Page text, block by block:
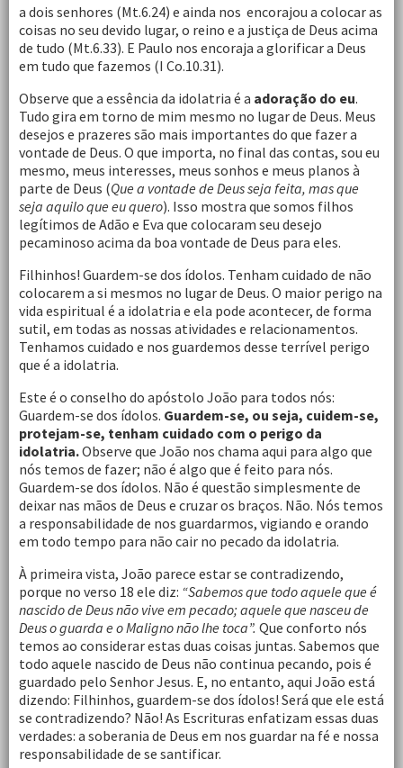
a dois senhores (Mt.6.24) e ainda nos encorajou a colocar as
coisas no seu devido lugar, o reino e a justiça de Deus acima
de tudo (Mt.6.33). E Paulo nos encoraja a glorificar a Deus
em tudo que fazemos (I Co.10.31).
Observe que a essência da idolatria é a adoração do eu.
Tudo gira em torno de mim mesmo no lugar de Deus. Meus
desejos e prazeres são mais importantes do que fazer a
vontade de Deus. O que importa, no final das contas, sou eu
mesmo, meus interesses, meus sonhos e meus planos à
parte de Deus (Que a vontade de Deus seja feita, mas que
seja aquilo que eu quero). Isso mostra que somos filhos
legítimos de Adão e Eva que colocaram seu desejo
pecaminoso acima da boa vontade de Deus para eles.
Filhinhos! Guardem-se dos ídolos. Tenham cuidado de não
colocarem a si mesmos no lugar de Deus. O maior perigo na
vida espiritual é a idolatria e ela pode acontecer, de forma
sutil, em todas as nossas atividades e relacionamentos.
Tenhamos cuidado e nos guardemos desse terrível perigo
que é a idolatria.
Este é o conselho do apóstolo João para todos nós:
Guardem-se dos ídolos. Guardem-se, ou seja, cuidem-se,
protejam-se, tenham cuidado com o perigo da
idolatria.Observe que João nos chama aqui para algo que
nós temos de fazer; não é algo que é feito para nós.
Guardem-se dos ídolos. Não é questão simplesmente de
deixar nas mãos de Deus e cruzar os braços. Não. Nós temos
a responsabilidade de nos guardarmos, vigiando e orando
em todo tempo para não cair no pecado da idolatria.
À primeira vista, João parece estar se contradizendo,
porque no verso 18 ele diz: “Sabemos que todo aquele que é
nascido de Deus não vive em pecado; aquele que nasceu de
Deus o guarda e o Maligno não lhe toca”. Que conforto nós
temos ao considerar estas duas coisas juntas. Sabemos que
todo aquele nascido de Deus não continua pecando, pois é
guardado pelo Senhor Jesus. E, no entanto, aqui João está
dizendo: Filhinhos, guardem-se dos ídolos! Será que ele está
se contradizendo? Não! As Escrituras enfatizam essas duas
verdades: a soberania de Deus em nos guardar na fé e nossa
responsabilidade de se santificar.